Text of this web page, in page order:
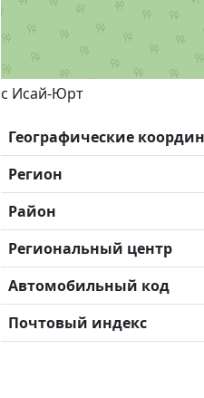
с Исай-Юрт
Географические
Регион
Район
Региональный центр
Автомобильный код
Почтовый индекс